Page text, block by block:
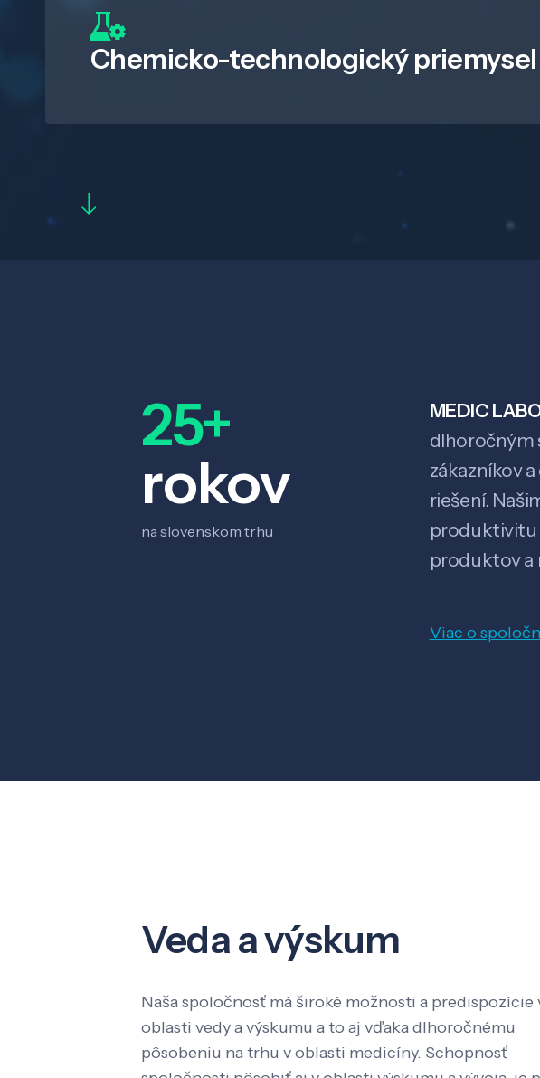
Chemicko-technologický priemysel
25+
rokov
na slovenskom trhu
MEDIC
dlhoročným
zákazníkov
riešení.
produktivitu
produktov a
Viac o
Veda a výskum
Naša spoločnosť má široké možnosti a predispozície
oblasti vedy a výskumu a to aj vďaka dlhoročnému
pôsobeniu na trhu v oblasti medicíny. Schopnosť